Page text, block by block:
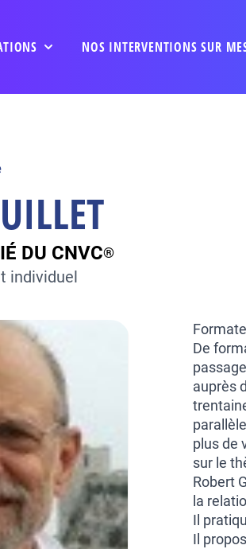
NOS INTERVENTIONS SUR
DU CNVC®
individuel
De
auprès
plus de
sur le
Robert
la
Il
Il